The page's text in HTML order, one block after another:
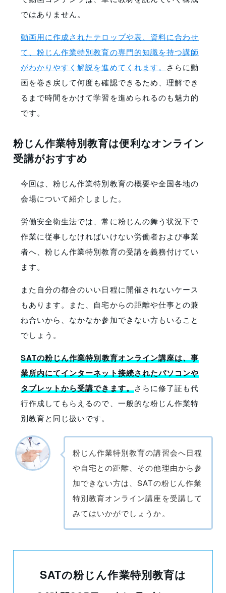
ではありません。
動画用に作成されたテロップや表、資料に合わせ
て、粉じん作業特別教育の専門的知識を持つ講師
がわかりやすく解説を進めてくれます。
さらに動
画を巻き戻して何度も確認できるため、理解でき
るまで時間をかけて学習を進められるのも魅力的
です。
粉じん作業特別教育は便利なオンライン
受講がおすすめ
今回は、粉じん作業特別教育の概要や全国各地の
会場について紹介しました。
労働安全衛生法では、常に粉じんの舞う状況下で
作業に従事しなければいけない労働者および事業
者へ、粉じん作業特別教育の受講を義務付けてい
ます。
また自分の都合のいい日程に開催されないケース
もあります。また、自宅からの距離や仕事との兼
ね合いから、なかなか参加できない方もいること
でしょう。
SATの粉じん作業特別教育オンライン講座は、事
業所内にてインターネット接続されたパソコンや
タブレットから受講できます。さらに修了証も代
行作成してもらえるので、一般的な粉じん作業特
別教育と同じ扱いです。
粉じん作業特別教育の講習会へ日程
や自宅との距離、その他理由から参
加できない方は、SATの粉じん作業
特別教育オンライン講座を受講して
みてはいかがでしょうか。
SATの粉じん作業特別教育は